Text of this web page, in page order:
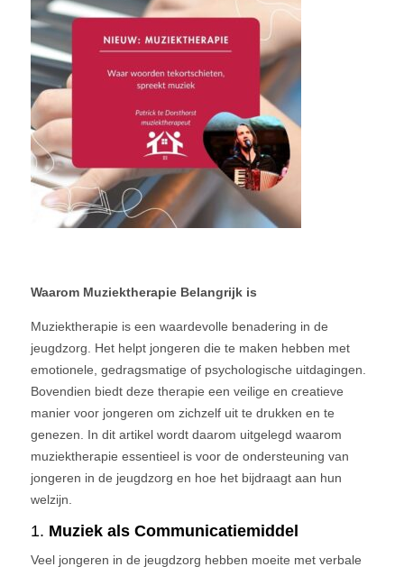
Waarom Muziektherapie Belangrijk is
Muziektherapie is een waardevolle benadering in de
jeugdzorg. Het helpt jongeren die te maken hebben met
emotionele, gedragsmatige of psychologische uitdagingen.
Bovendien biedt deze therapie een veilige en creatieve
manier voor jongeren om zichzelf uit te drukken en te
genezen. In dit artikel wordt daarom uitgelegd waarom
muziektherapie essentieel is voor de ondersteuning van
jongeren in de jeugdzorg en hoe het bijdraagt aan hun
welzijn.
1. Muziek als Communicatiemiddel
Veel jongeren in de jeugdzorg hebben moeite met verbale